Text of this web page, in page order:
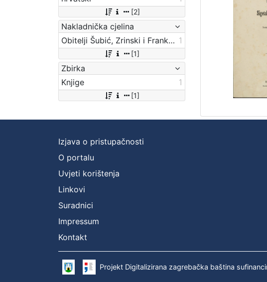
[2]
Nakladnička cjelina
Obitelji Šubić, Zrinski i Frankopan 1
[1]
Zbirka
Knjige
1
[1]
Izjava o pristupačnosti
O portalu
Uvjeti korištenja
Linkovi
Suradnici
Impressum
Kontakt
Projekt Digitalizirana zagrebačka baština